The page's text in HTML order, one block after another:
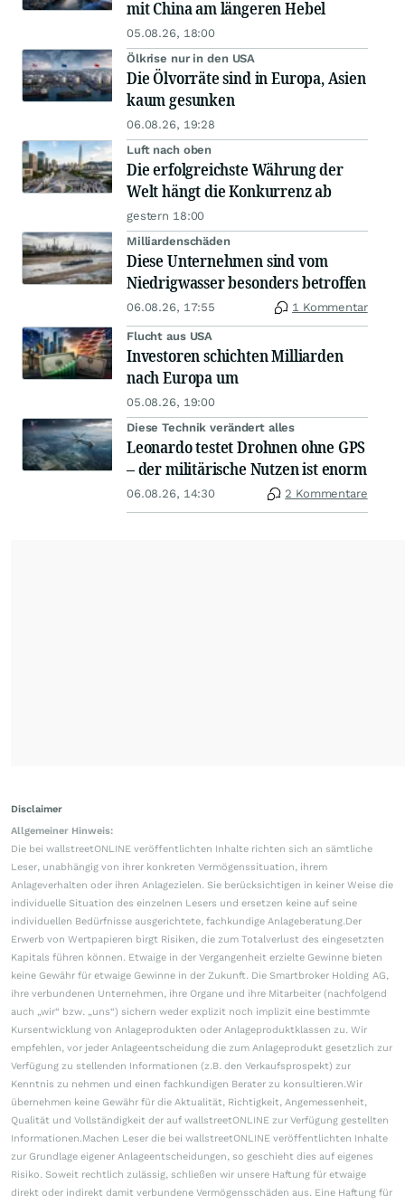
mit China am längeren Hebel
05.08.26, 18:00
Ölkrise nur in den USA
Die Ölvorräte sind in Europa, Asien
kaum gesunken
06.08.26, 19:28
Luft nach oben
Die erfolgreichste Währung der
Welt hängt die Konkurrenz ab
gestern 18:00
Milliardenschäden
Diese Unternehmen sind vom
Niedrigwasser besonders betroffen
06.08.26, 17:55 1 Kommentar
Flucht aus USA
Investoren schichten Milliarden
nach Europa um
05.08.26, 19:00
Diese Technik verändert alles
Leonardo testet Drohnen ohne GPS
– der militärische Nutzen ist enorm
06.08.26, 14:30 2 Kommentare
Disclaimer
Allgemeiner Hinweis:
Die bei wallstreetONLINE veröffentlichten Inhalte richten sich an sämtliche
Leser, unabhängig von ihrer konkreten Vermögenssituation, ihrem
Anlageverhalten oder ihren Anlagezielen. Sie berücksichtigen in keiner Weise die
individuelle Situation des einzelnen Lesers und ersetzen keine auf seine
individuellen Bedürfnisse ausgerichtete, fachkundige Anlageberatung.Der
Erwerb von Wertpapieren birgt Risiken, die zum Totalverlust des eingesetzten
Kapitals führen können. Etwaige in der Vergangenheit erzielte Gewinne bieten
keine Gewähr für etwaige Gewinne in der Zukunft. Die Smartbroker Holding AG,
ihre verbundenen Unternehmen, ihre Organe und ihre Mitarbeiter (nachfolgend
auch „wir“ bzw. „uns“) sichern weder explizit noch implizit eine bestimmte
Kursentwicklung von Anlageprodukten oder Anlageproduktklassen zu. Wir
empfehlen, vor jeder Anlageentscheidung die zum Anlageprodukt gesetzlich zur
Verfügung zu stellenden Informationen (z.B. den Verkaufsprospekt) zur
Kenntnis zu nehmen und einen fachkundigen Berater zu konsultieren.Wir
übernehmen keine Gewähr für die Aktualität, Richtigkeit, Angemessenheit,
Qualität und Vollständigkeit der auf wallstreetONLINE zur Verfügung gestellten
Informationen.Machen Leser die bei wallstreetONLINE veröffentlichten Inhalte
zur Grundlage eigener Anlageentscheidungen, so geschieht dies auf eigenes
Risiko. Soweit rechtlich zulässig, schließen wir unsere Haftung für etwaige
direkt oder indirekt damit verbundene Vermögensschäden aus. Eine Haftung für